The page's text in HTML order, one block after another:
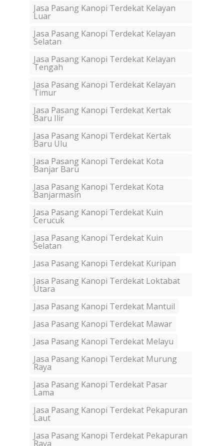
Jasa Pasang Kanopi Terdekat Kelayan
Luar
Jasa Pasang Kanopi Terdekat Kelayan
Selatan
Jasa Pasang Kanopi Terdekat Kelayan
Tengah
Jasa Pasang Kanopi Terdekat Kelayan
Timur
Jasa Pasang Kanopi Terdekat Kertak
Baru Ilir
Jasa Pasang Kanopi Terdekat Kertak
Baru Ulu
Jasa Pasang Kanopi Terdekat Kota
Banjar Baru
Jasa Pasang Kanopi Terdekat Kota
Banjarmasin
Jasa Pasang Kanopi Terdekat Kuin
Cerucuk
Jasa Pasang Kanopi Terdekat Kuin
Selatan
Jasa Pasang Kanopi Terdekat Kuripan
Jasa Pasang Kanopi Terdekat Loktabat
Utara
Jasa Pasang Kanopi Terdekat Mantuil
Jasa Pasang Kanopi Terdekat Mawar
Jasa Pasang Kanopi Terdekat Melayu
Jasa Pasang Kanopi Terdekat Murung
Raya
Jasa Pasang Kanopi Terdekat Pasar
Lama
Jasa Pasang Kanopi Terdekat Pekapuran
Laut
Jasa Pasang Kanopi Terdekat Pekapuran
Raya